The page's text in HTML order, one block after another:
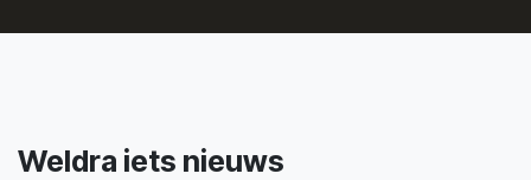
Weldra iets nieuws